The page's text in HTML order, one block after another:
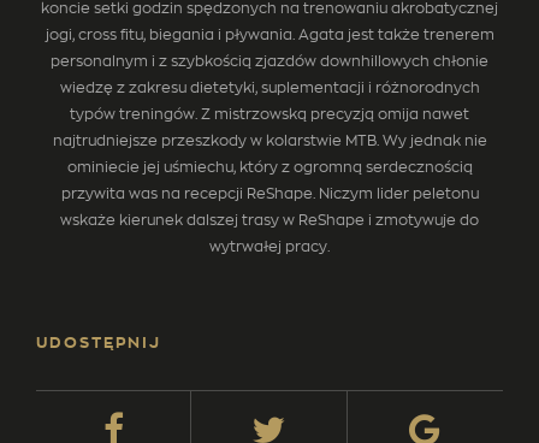
koncie setki godzin spędzonych na trenowaniu akrobatycznej
jogi, cross fitu, biegania i pływania. Agata jest także trenerem
personalnym i z szybkością zjazdów downhillowych chłonie
wiedzę z zakresu dietetyki, suplementacji i różnorodnych
typów treningów. Z mistrzowską precyzją omija nawet
najtrudniejsze przeszkody w kolarstwie MTB. Wy jednak nie
ominiecie jej uśmiechu, który z ogromną serdecznością
przywita was na recepcji ReShape. Niczym lider peletonu
wskaże kierunek dalszej trasy w ReShape i zmotywuje do
wytrwałej pracy.
UDOSTĘPN IJ